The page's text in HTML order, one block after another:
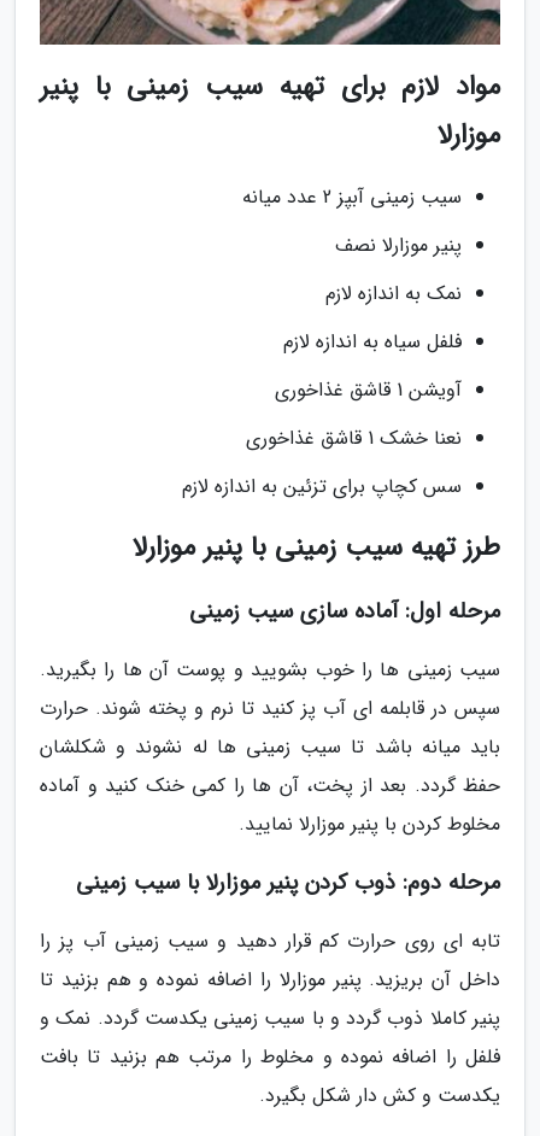
مواد لازم برای تهیه سیب زمینی با پنیر
موزارلا
سیب زمینی آبپز 2 عدد میانه
پنیر موزارلا نصف
نمک به اندازه لازم
فلفل سیاه به اندازه لازم
آویشن 1 قاشق غذاخوری
نعنا خشک 1 قاشق غذاخوری
سس کچاپ برای تزئین به اندازه لازم
طرز تهیه سیب زمینی با پنیر موزارلا
مرحله اول: آماده سازی سیب زمینی
سیب زمینی ها را خوب بشویید و پوست آن ها را بگیرید.
سپس در قابلمه ای آب پز کنید تا نرم و پخته شوند. حرارت
باید میانه باشد تا سیب زمینی ها له نشوند و شکلشان
حفظ گردد. بعد از پخت، آن ها را کمی خنک کنید و آماده
مخلوط کردن با پنیر موزارلا نمایید.
مرحله دوم: ذوب کردن پنیر موزارلا با سیب زمینی
تابه ای روی حرارت کم قرار دهید و سیب زمینی آب پز را
داخل آن بریزید. پنیر موزارلا را اضافه نموده و هم بزنید تا
پنیر کاملا ذوب گردد و با سیب زمینی یکدست گردد. نمک و
فلفل را اضافه نموده و مخلوط را مرتب هم بزنید تا بافت
یکدست و کش دار شکل بگیرد.